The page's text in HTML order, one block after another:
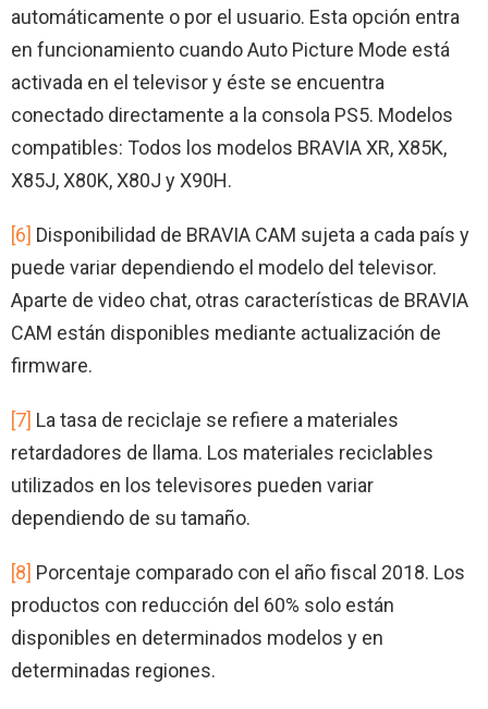
automáticamente o por el usuario. Esta opción entra
en funcionamiento cuando Auto Picture Mode está
activada en el televisor y éste se encuentra
conectado directamente a la consola PS5. Modelos
compatibles: Todos los modelos BRAVIA XR, X85K,
X85J, X80K, X80J y X90H.
[6] Disponibilidad de BRAVIA CAM sujeta a cada país y
puede variar dependiendo el modelo del televisor.
Aparte de video chat, otras características de BRAVIA
CAM están disponibles mediante actualización de
firmware.
[7] La tasa de reciclaje se refiere a materiales
retardadores de llama. Los materiales reciclables
utilizados en los televisores pueden variar
dependiendo de su tamaño.
[8] Porcentaje comparado con el año fiscal 2018. Los
productos con reducción del 60% solo están
disponibles en determinados modelos y en
determinadas regiones.